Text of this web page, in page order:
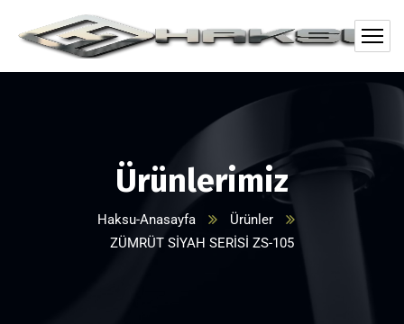
Ürünlerimiz
Haksu-Anasayfa
Ürünler
ZÜMRÜT SİYAH SERİSİ ZS-105